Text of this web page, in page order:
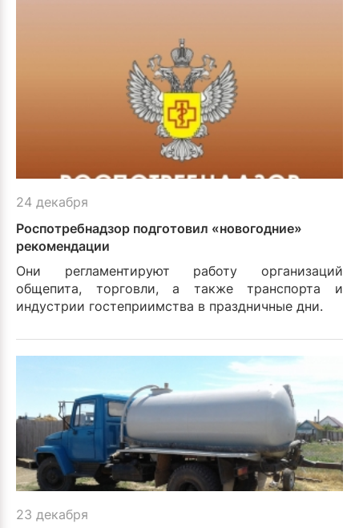
24 декабря
Роспотребнадзор подготовил «новогодние»
рекомендации
Они регламентируют работу организаций
общепита, торговли, а также транспорта и
индустрии гостеприимства в праздничные дни.
23 декабря